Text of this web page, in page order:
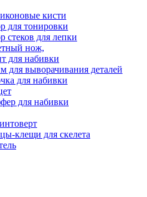
кисти
для тонировки
стеков для лепки
нож,
для набивки
для выворачивания деталей
для набивки
для набивки
клещи для скелета